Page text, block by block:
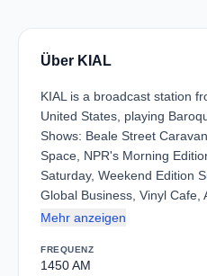
Über KIAL
KIAL is a broadcast station
United States, playing
Shows: Beale Street
Space, NPR's Morning
Saturday, Weekend Edition
Global Business, Vinyl Cafe,
Mehr anzeigen
FREQUENZ
1450 AM